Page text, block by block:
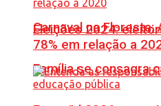
Carnaval na Floresta:
Família se consagra
Eleições 2024:
78% em relação a